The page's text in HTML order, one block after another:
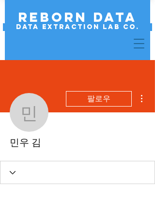
Data Extraction Lab Co.
REBORN DATA
민우 김
팔로우
민우 김